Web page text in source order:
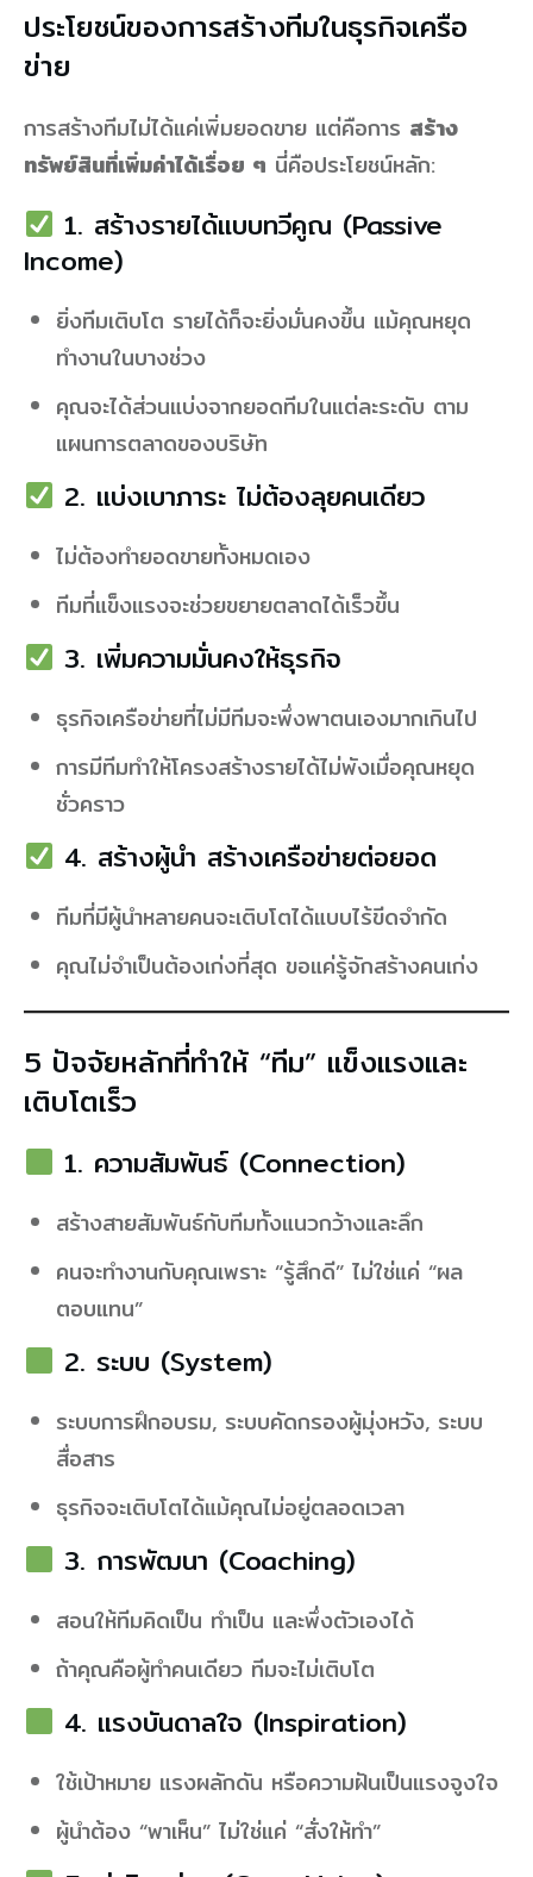
ประโยชน์ของการสร้างทีมในธุรกิจเครือ
ข่าย
การสร้างทีมไม่ได้แค่เพิ่มยอดขาย แต่คือการ สร้าง
ทรัพย์สินที่เพิ่มค่าได้เรื่อย ๆ นี่คือประโยชน์หลัก:
1. สร้างรายได้แบบทวีคูณ (Passive
Income)
ยิ่งทีมเติบโต รายได้ก็จะยิ่งมั่นคงขึ้น แม้คุณหยุด
ทำงานในบางช่วง
คุณจะได้ส่วนแบ่งจากยอดทีมในแต่ละระดับ ตาม
แผนการตลาดของบริษัท
2. แบ่งเบาภาระ ไม่ต้องลุยคนเดียว
ไม่ต้องทำยอดขายทั้งหมดเอง
ทีมที่แข็งแรงจะช่วยขยายตลาดได้เร็วขึ้น
3. เพิ่มความมั่นคงให้ธุรกิจ
ธุรกิจเครือข่ายที่ไม่มีทีมจะพึ่งพาตนเองมากเกินไป
การมีทีมทำให้โครงสร้างรายได้ไม่พังเมื่อคุณหยุด
ชั่วคราว
4. สร้างผู้นำ สร้างเครือข่ายต่อยอด
ทีมที่มีผู้นำหลายคนจะเติบโตได้แบบไร้ขีดจำกัด
คุณไม่จำเป็นต้องเก่งที่สุด ขอแค่รู้จักสร้างคนเก่ง
5 ปัจจัยหลักที่ทำให้ “ทีม” แข็งแรงและ
เติบโตเร็ว
1. ความสัมพันธ์ (Connection)
สร้างสายสัมพันธ์กับทีมทั้งแนวกว้างและลึก
คนจะทำงานกับคุณเพราะ “รู้สึกดี” ไม่ใช่แค่ “ผล
ตอบแทน”
2. ระบบ (System)
ระบบการฝึกอบรม, ระบบคัดกรองผู้มุ่งหวัง, ระบบ
สื่อสาร
ธุรกิจจะเติบโตได้แม้คุณไม่อยู่ตลอดเวลา
3. การพัฒนา (Coaching)
สอนให้ทีมคิดเป็น ทำเป็น และพึ่งตัวเองได้
ถ้าคุณคือผู้ทำคนเดียว ทีมจะไม่เติบโต
4. แรงบันดาลใจ (Inspiration)
ใช้เป้าหมาย แรงผลักดัน หรือความฝันเป็นแรงจูงใจ
ผู้นำต้อง “พาเห็น” ไม่ใช่แค่ “สั่งให้ทำ”